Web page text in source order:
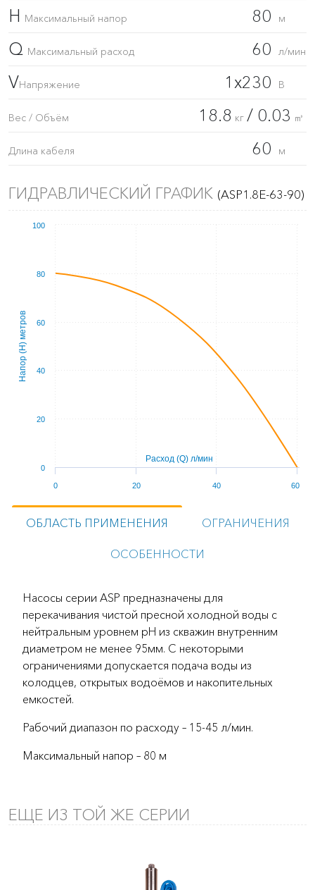
H Максимальный напор 80 м
Q Максимальный расход 60 л/мин
VНапряжение 1x230 В
Вес / Объём 18.8 кг / 0.03 ㎥
Длина кабеля 60 м
ГИДРАВЛИЧЕСКИЙ ГРАФИК (ASP1.8E-63-90)
Расход (Q) л/мин
Напор (Н) метров
0 20 40 60
0
20
40
60
80
100
ОБЛАСТЬ ПРИМЕНЕНИЯ ОГРАНИЧЕНИЯ
ОСОБЕННОСТИ
Насосы серии ASP предназначены для
перекачивания чистой пресной холодной воды с
нейтральным уровнем pH из скважин внутренним
диаметром не менее 95мм. С некоторыми
ограничениями допускается подача воды из
колодцев, открытых водоёмов и накопительных
емкостей.
Рабочий диапазон по расходу – 15-45 л/мин.
Максимальный напор – 80 м
ЕЩЕ ИЗ ТОЙ ЖЕ СЕРИИ